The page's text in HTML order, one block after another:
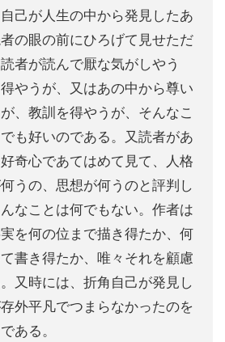
己が人生の中から発見したあ
の眼の前にひろげて見せただ
者が読んで厭な気がしやう
やうが、又はあの中から尊い
、教訓を得やうが、そんなこ
も好いのである。又読者があ
奇心であてはめて見て、人格
うの、思想が何うのと評判し
なことは何でもない。作者は
を何の位まで描き得たか、何
書き得たか、唯々それを顧慮
又時には、折角自己が発見し
外平凡でつまらなかったのを
ある。